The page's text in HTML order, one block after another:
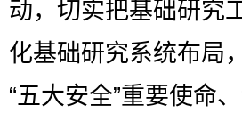
动，切实把基础研究
化基础研究系统布局
“五大安全”重要使命